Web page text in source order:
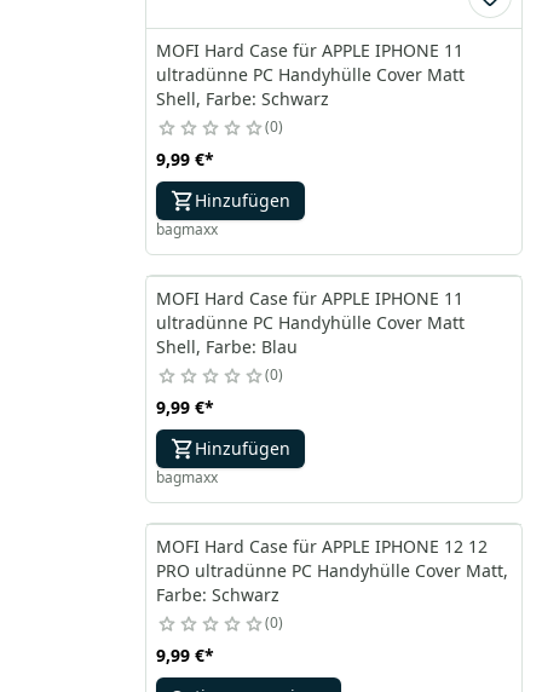
MOFI Hard Case für APPLE IPHONE 11
ultradünne PC Handyhülle Cover Matt
Shell, Farbe: Schwarz
0
9,99 €*
Hinzufügen
bagmaxx
MOFI Hard Case für APPLE IPHONE 11
ultradünne PC Handyhülle Cover Matt
Shell, Farbe: Blau
0
9,99 €*
Hinzufügen
bagmaxx
MOFI Hard Case für APPLE IPHONE 12 12
PRO ultradünne PC Handyhülle Cover Matt,
Farbe: Schwarz
0
9,99 €*